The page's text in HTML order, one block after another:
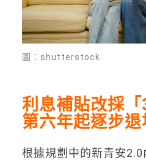
圖：shutterstock
利息補貼改採「
第六年起逐步退
根據規劃中的新青安